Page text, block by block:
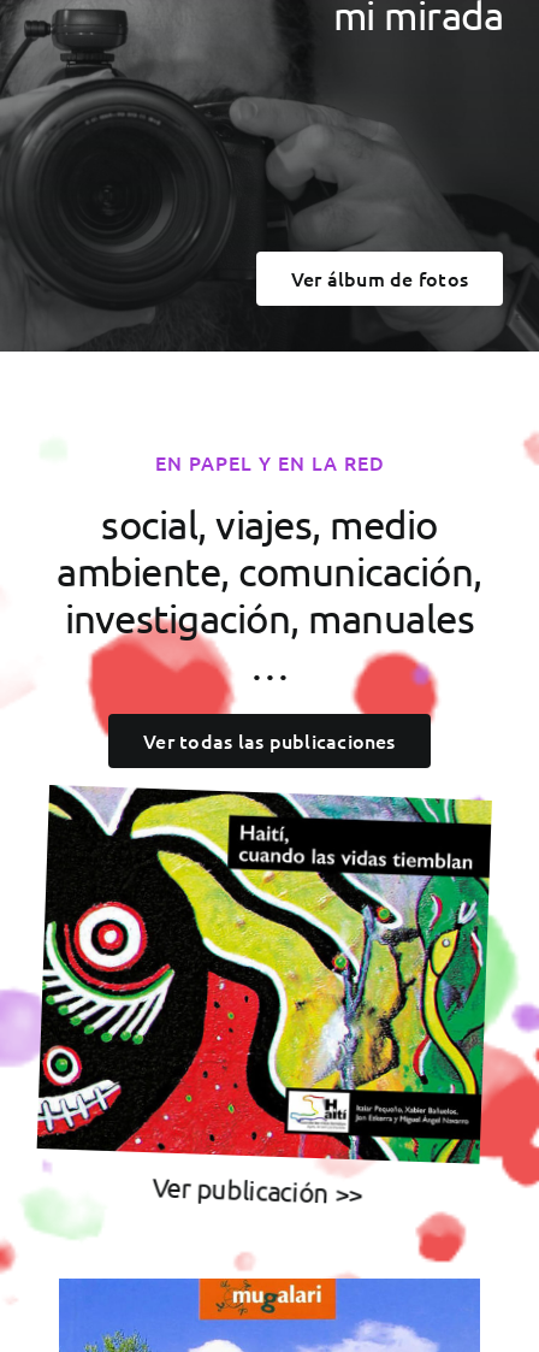
mi mirada
Ver álbum de fotos
Ver publicación >>
EN PAPEL Y EN LA RED
social, viajes, medio
ambiente, comunicación,
investigación, manuales
…
Ver todas las publicaciones